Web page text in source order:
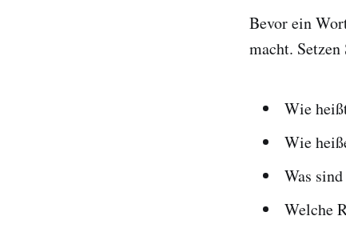
Bevor ein
macht.
Wie
Wie
Was
Welche